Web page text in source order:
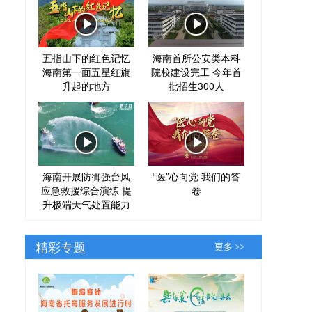
五指山下的红色记忆
海南第一面五星红旗
升起的地方
海南首所公安类本科
院校建设完工 今年首
批招生300人
海南开展防御强台风
应急救援综合演练 提
升极端天气处置能力
“医”心向党 我们的答
卷
精彩专题 更多 >>